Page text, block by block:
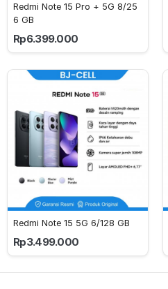
Redmi Note 15 Pro + 5G 8/25
6 GB
Rp6.399.000
Redmi Note 15 5G 6/128 GB
Rp3.499.000